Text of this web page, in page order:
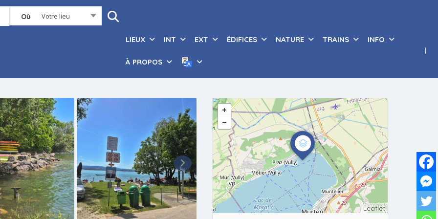
Où Votre lieu
LIEUX INT EXT ÉDIFICES NATURE TRAINS INFO
À PROPOS
Leaflet